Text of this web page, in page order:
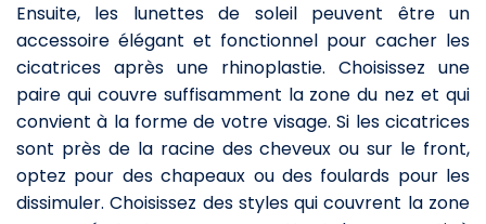
Ensuite, les lunettes de soleil peuvent être un
accessoire élégant et fonctionnel pour cacher les
cicatrices après une rhinoplastie. Choisissez une
paire qui couvre suffisamment la zone du nez et qui
convient à la forme de votre visage. Si les cicatrices
sont près de la racine des cheveux ou sur le front,
optez pour des chapeaux ou des foulards pour les
dissimuler. Choisissez des styles qui couvrent la zone